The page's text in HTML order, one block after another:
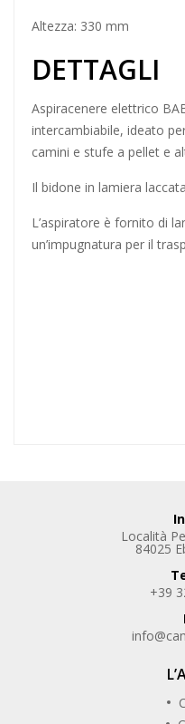
Altezza: 330 mm
DETTAGLI
Aspiracenere elettrico
intercambiabile, ideato
camini e stufe a pellet e
Il bidone in lamiera
L’aspiratore è fornito di
un’impugnatura per il
Località
84025
+39